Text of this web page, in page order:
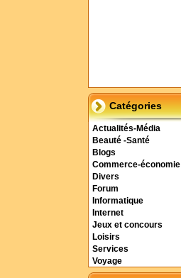
Catégories
Actualités-Média
Beauté -Santé
Blogs
Commerce-économie
Divers
Forum
Informatique
Internet
Jeux et concours
Loisirs
Services
Voyage